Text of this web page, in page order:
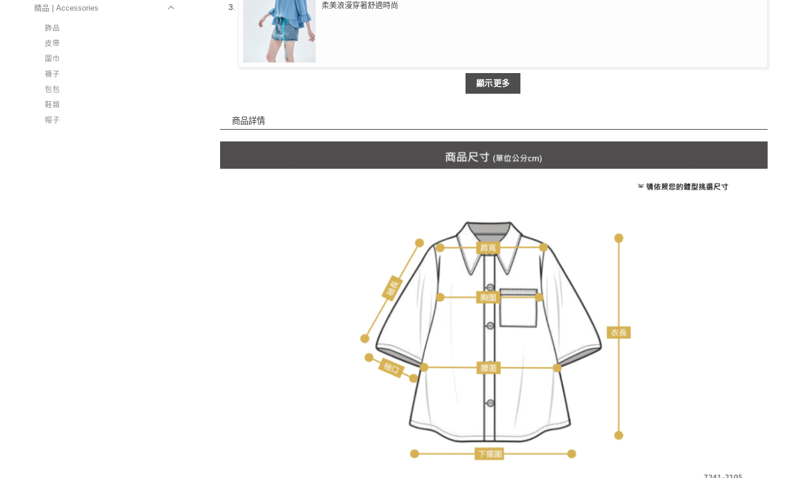
柔美浪漫穿著舒適時尚
顯示更多
商品詳情
精品 | Accessories
飾品
皮帶
圍巾
襪子
包包
鞋類
帽子